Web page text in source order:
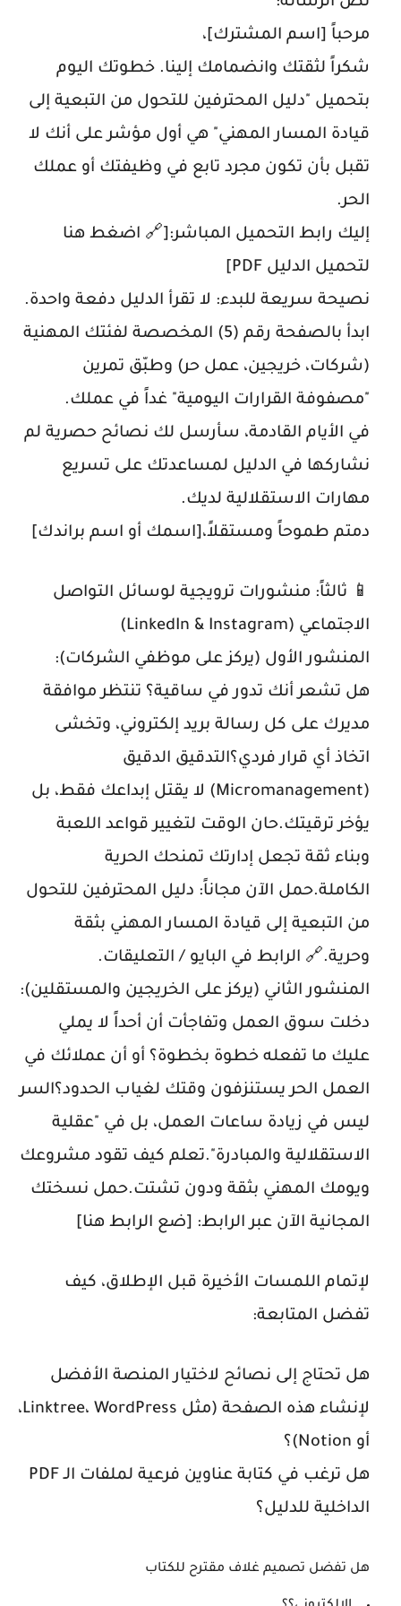
مرحباً [اسم المشترك]،
شكراً لثقتك وانضمامك إلينا. خطوتك اليوم
بتحميل "دليل المحترفين للتحول من التبعية إلى
قيادة المسار المهني" هي أول مؤشر على أنك لا
تقبل بأن تكون مجرد تابع في وظيفتك أو عملك
الحر.
إليك رابط التحميل المباشر:[🔗 اضغط هنا
لتحميل الدليل PDF]
نصيحة سريعة للبدء: لا تقرأ الدليل دفعة واحدة.
ابدأ بالصفحة رقم (5) المخصصة لفئتك المهنية
(شركات، خريجين، عمل حر) وطبّق تمرين
"مصفوفة القرارات اليومية" غداً في عملك.
في الأيام القادمة، سأرسل لك نصائح حصرية لم
نشاركها في الدليل لمساعدتك على تسريع
مهارات الاستقلالية لديك.
دمتم طموحاً ومستقلاً،[اسمك أو اسم براندك]
📱 ثالثاً: منشورات ترويجية لوسائل التواصل
الاجتماعي (LinkedIn & Instagram)
المنشور الأول (يركز على موظفي الشركات):
هل تشعر أنك تدور في ساقية؟ تنتظر موافقة
مديرك على كل رسالة بريد إلكتروني، وتخشى
اتخاذ أي قرار فردي؟التدقيق الدقيق
(Micromanagement) لا يقتل إبداعك فقط، بل
يؤخر ترقيتك.حان الوقت لتغيير قواعد اللعبة
وبناء ثقة تجعل إدارتك تمنحك الحرية
الكاملة.حمل الآن مجاناً: دليل المحترفين للتحول
من التبعية إلى قيادة المسار المهني بثقة
وحرية.🔗 الرابط في البايو / التعليقات.
المنشور الثاني (يركز على الخريجين والمستقلين):
دخلت سوق العمل وتفاجأت أن أحداً لا يملي
عليك ما تفعله خطوة بخطوة؟ أو أن عملائك في
العمل الحر يستنزفون وقتك لغياب الحدود؟السر
ليس في زيادة ساعات العمل، بل في "عقلية
الاستقلالية والمبادرة".تعلم كيف تقود مشروعك
ويومك المهني بثقة ودون تشتت.حمل نسختك
المجانية الآن عبر الرابط: [ضع الرابط هنا]
لإتمام اللمسات الأخيرة قبل الإطلاق، كيف
تفضل المتابعة:
هل تحتاج إلى نصائح لاختيار المنصة الأفضل
لإنشاء هذه الصفحة (مثل Linktree، WordPress،
أو Notion)؟
هل ترغب في كتابة عناوين فرعية لملفات الـ PDF
الداخلية للدليل؟
هل تفضل تصميم غلاف مقترح للكتاب